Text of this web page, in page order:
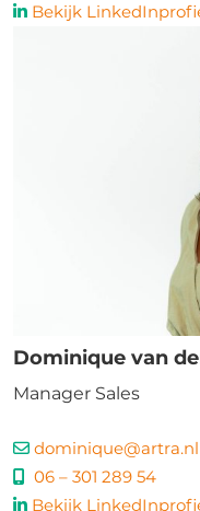
Bekijk
Dominique van
Manager Sales
dominique@artra.nl
06 – 301 289 54
Bekijk